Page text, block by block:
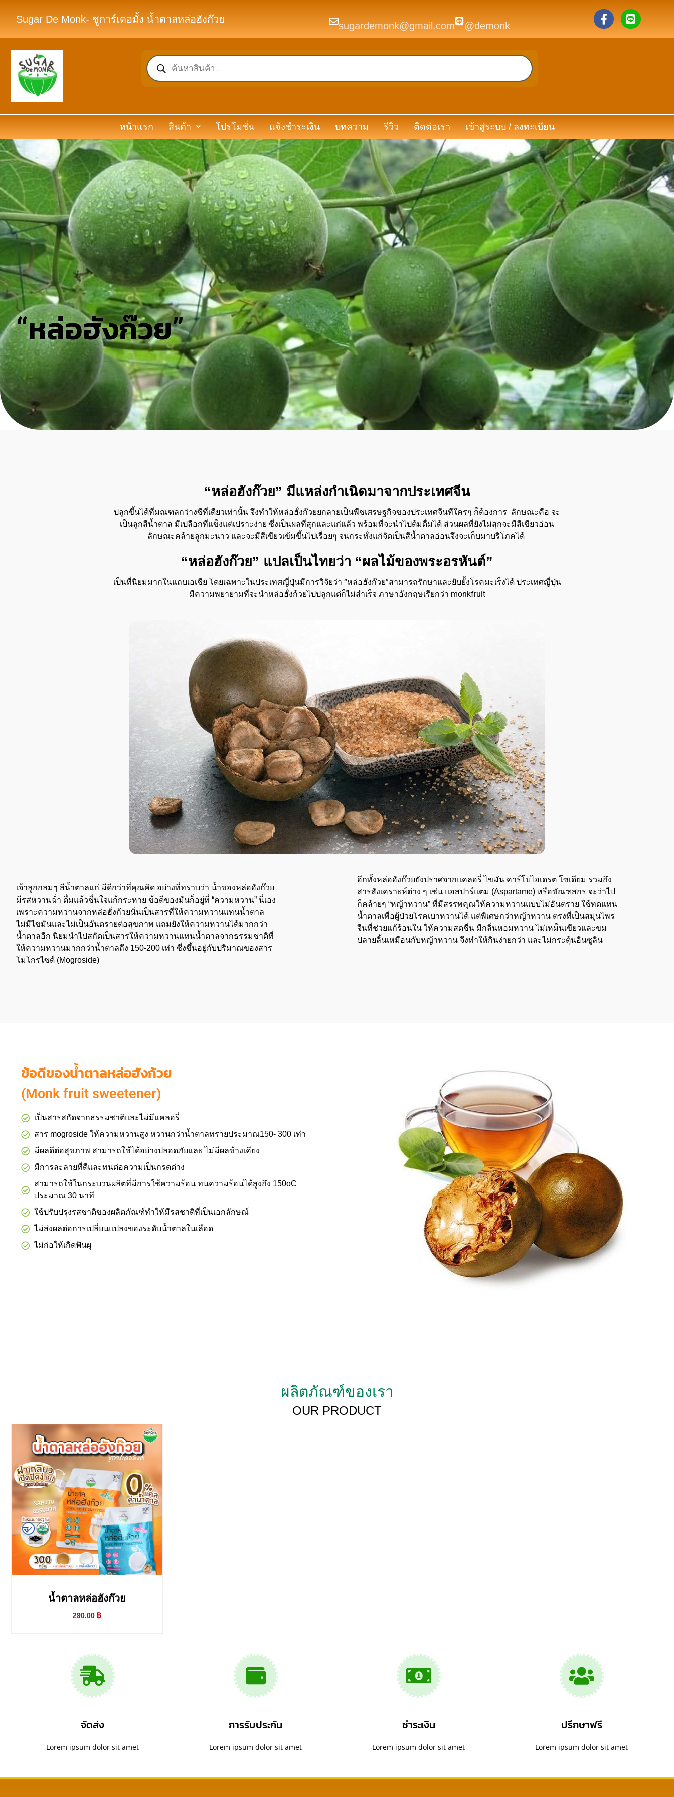
Sugar De Monk- ชูการ์เดอมั้ง น้ำตาลหล่อฮังก๊วย
sugardemonk@gmail.com @demonk
หน้าแรก สินค้า โปรโมชั่น แจ้งชำระเงิน บทความ รีวิว ติดต่อเรา เข้าสู่ระบบ / ลงทะเบียน
“หล่อฮังก๊วย”
“หล่อฮังก๊วย” มีแหล่งกำเนิดมาจากประเทศจีน
ปลูกขึ้นได้ที่มณฑลกว่างซีที่เดียวเท่านั้น จึงทำให้หล่อฮั่งก๊วยยกลายเป็นพืชเศรษฐกิจของประเทศจีนทีใครๆ ก็ต้องการ ลักษณะคือ จะ
เป็นลูกสีน้ำตาล มีเปลือกที่แข็งแต่เปราะง่าย ซึ่งเป็นผลที่สุกและแก่แล้ว พร้อมที่จะนำไปต้มดื่มได้ ส่วนผลที่ยังไม่สุกจะมีสีเขียวอ่อน
ลักษณะคล้ายลูกมะนาว และจะมีสีเขียวเข้มขึ้นไปเรื่อยๆ จนกระทั่งแก่จัดเป็นสีน้ำตาลอ่อนจึงจะเก็บมาบริโภคได้
“หล่อฮังก๊วย” แปลเป็นไทยว่า “ผลไม้ของพระอรหันต์”
เป็นที่นิยมมากในแถบเอเชีย โดยเฉพาะในประเทศญี่ปุ่นมีการวิจัยว่า “หล่อฮังก๊วย”สามารถรักษาและยับยั้งโรคมะเร็งได้ ประเทศญี่ปุ่น
มีความพยายามที่จะนำหล่อฮั่งก้วยไปปลูกแต่ก็ไม่สำเร็จ ภาษาอังกฤษเรียกว่า monkfruit
เจ้าลูกกลมๆ สีน้ำตาลแก่ มีดีกว่าที่คุณคิด อย่างที่ทราบว่า น้ำของหล่อฮังก๊วย
มีรสหวานฉ่ำ ดื่มแล้วชื่นใจแก้กระหาย ข้อดีของมันก็อยู่ที่ “ความหวาน” นี่เอง
เพราะความหวานจากหล่อฮั่งก้วยนั่นเป็นสารที่ให้ความหวานแทนน้ำตาล
ไม่มีไขมันและไม่เป็นอันตรายต่อสุขภาพ แถมยังให้ความหวานได้มากกว่า
น้ำตาลอีก นิยมนำไปสกัดเป็นสารให้ความหวานแทนน้ำตาลจากธรรมชาติที่
ให้ความหวานมากกว่าน้ำตาลถึง 150-200 เท่า ซึ่งขึ้นอยู่กับปริมาณของสาร
โมโกรไซด์ (Mogroside)
อีกทั้งหล่อฮังก๊วยยังปราศจากแคลอรี่ ไขมัน คาร์โบไฮเดรต โซเดียม รวมถึง
สารสังเคราะห์ต่าง ๆ เช่น แอสปาร์แตม (Aspartame) หรือขัณฑสกร จะว่าไป
ก็คล้ายๆ “หญ้าหวาน” ที่มีสรรพคุณให้ความหวานแบบไม่อันตราย ใช้ทดแทน
น้ำตาลเพื่อผู้ป่วยโรคเบาหวานได้ แต่พิเศษกว่าหญ้าหวาน ตรงที่เป็นสมุนไพร
จีนที่ช่วยแก้ร้อนใน ให้ความสดชื่น มีกลิ่นหอมหวาน ไม่เหม็นเขียวและขม
ปลายลิ้นเหมือนกับหญ้าหวาน จึงทำให้กินง่ายกว่า และไม่กระตุ้นอินซูลิน
ข้อดีของน้ำตาลหล่อฮังก้วย
(Monk fruit sweetener)
เป็นสารสกัดจากธรรมชาติและไม่มีแคลอรี่
สาร mogroside ให้ความหวานสูง หวานกว่าน้ำตาลทรายประมาณ150- 300 เท่า
มีผลดีต่อสุขภาพ สามารถใช้ได้อย่างปลอดภัยและ ไม่มีผลข้างเคียง
มีการละลายที่ดีและทนต่อความเป็นกรดด่าง
สามารถใช้ในกระบวนผลิตที่มีการใช้ความร้อน ทนความร้อนได้สูงถึง 150oC
ประมาณ 30 นาที
ใช้ปรับปรุงรสชาติของผลิตภัณฑ์ทำให้มีรสชาติที่เป็นเอกลักษณ์
ไม่ส่งผลต่อการเปลี่ยนแปลงของระดับน้ำตาลในเลือด
ไม่ก่อให้เกิดฟันผุ
ผลิตภัณฑ์ของเรา
OUR PRODUCT
น้ำตาลหล่อฮังก๊วย
290.00 ฿
จัดส่ง
Lorem ipsum dolor sit amet
การรับประกัน
Lorem ipsum dolor sit amet
ชำระเงิน
Lorem ipsum dolor sit amet
ปรึกษาฟรี
Lorem ipsum dolor sit amet